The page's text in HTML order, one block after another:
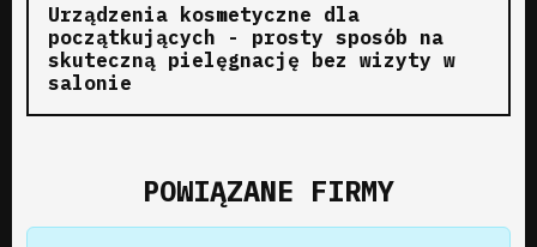
Urządzenia kosmetyczne dla
początkujących - prosty sposób na
skuteczną pielęgnację bez wizyty w
salonie
POWIĄZANE FIRMY